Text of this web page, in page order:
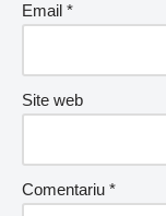
Email *
Site web
Comentariu *